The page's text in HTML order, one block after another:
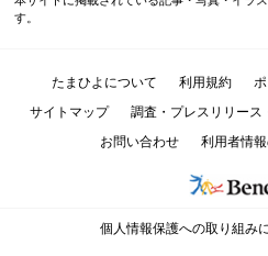
す。
たまひよについて 利用規約
サイトマップ
調査・プレスリリース
お問い合わせ
利用者情
個人情報保護への取り組み